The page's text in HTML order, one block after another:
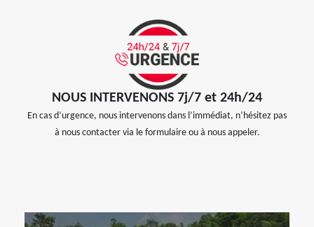
NOUS INTERVENONS 7j/7 et 24h/24
En cas d’urgence, nous intervenons dans l’immédiat, n’hésitez pas
à nous contacter via le formulaire ou à nous appeler.